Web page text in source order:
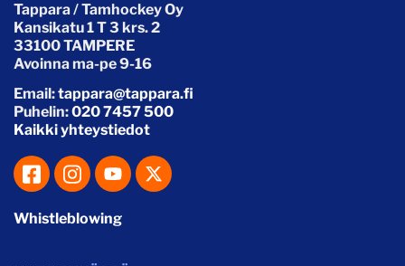
Tappara / Tamhockey Oy
Kansikatu 1 T 3 krs. 2
33100 TAMPERE
Avoinna ma-pe 9-16
Email:tappara@tappara.fi
Puhelin:020 7457 500
Kaikki yhteystiedot
Whistleblowing